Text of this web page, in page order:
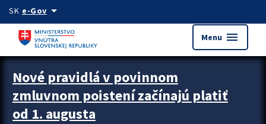
Preskocit na hlavný obsah
SK e-Govarrow_drop_down
Menu menu
Zastavit automatický posun upútavok
Nové pravidlá v povinnom
zmluvnom poistení začínajú platiť
od 1. augusta